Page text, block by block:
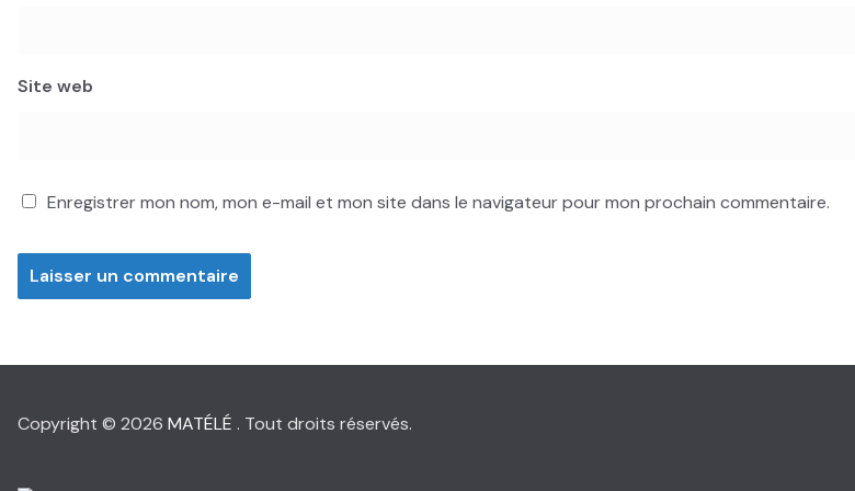
Site web
Enregistrer mon nom, mon e-mail et mon site dans le navigateur pour mon prochain commentaire.
Copyright © 2026 MATÉLÉ . Tout droits réservés.